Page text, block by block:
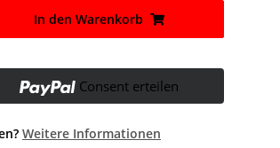
In den Warenkorb
Consent erteilen
Weitere Informationen